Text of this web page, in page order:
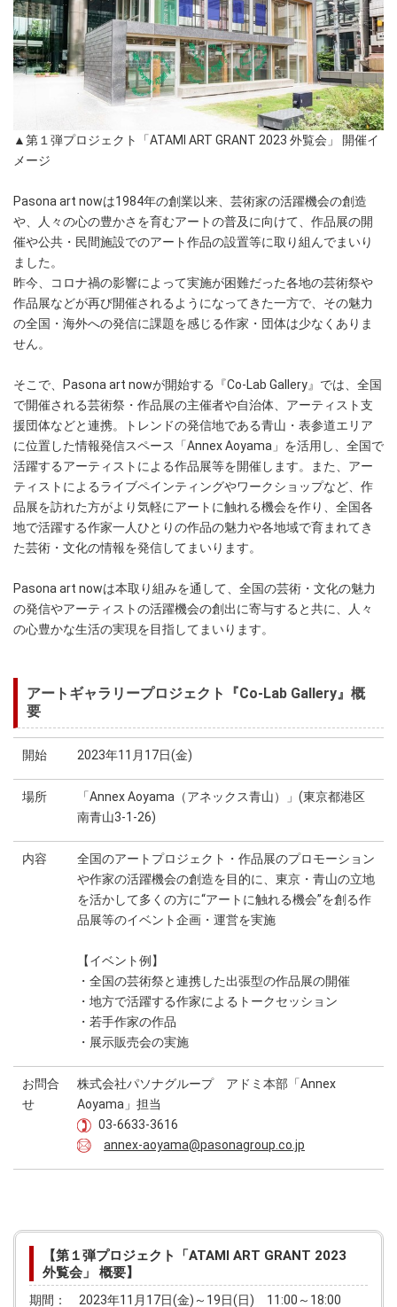
▲第１弾プロジェクト「ATAMI ART GRANT 2023 外覧会」 開催イ
メージ
Pasona art nowは1984年の創業以来、芸術家の活躍機会の創造
や、人々の心の豊かさを育むアートの普及に向けて、作品展の開
催や公共・民間施設でのアート作品の設置等に取り組んでまいり
ました。
昨今、コロナ禍の影響によって実施が困難だった各地の芸術祭や
作品展などが再び開催されるようになってきた一方で、その魅力
の全国・海外への発信に課題を感じる作家・団体は少なくありま
せん。
そこで、Pasona art nowが開始する『Co-Lab Gallery』では、全国
で開催される芸術祭・作品展の主催者や自治体、アーティスト支
援団体などと連携。トレンドの発信地である青山・表参道エリア
に位置した情報発信スペース「Annex Aoyama」を活用し、全国で
活躍するアーティストによる作品展等を開催します。また、アー
ティストによるライブペインティングやワークショップなど、作
品展を訪れた方がより気軽にアートに触れる機会を作り、全国各
地で活躍する作家一人ひとりの作品の魅力や各地域で育まれてき
た芸術・文化の情報を発信してまいります。
Pasona art nowは本取り組みを通して、全国の芸術・文化の魅力
の発信やアーティストの活躍機会の創出に寄与すると共に、人々
の心豊かな生活の実現を目指してまいります。
アートギャラリープロジェクト『Co-Lab Gallery』概
要
開始 2023年11月17日(金)
場所
「Annex Aoyama（アネックス青山）」(東京都港区
南青山3-1-26)
内容
全国のアートプロジェクト・作品展のプロモーション
や作家の活躍機会の創造を目的に、東京・青山の立地
を活かして多くの方に“アートに触れる機会”を創る作
品展等のイベント企画・運営を実施
【イベント例】
・全国の芸術祭と連携した出張型の作品展の開催
・地方で活躍する作家によるトークセッション
・若手作家の作品
・展示販売会の実施
お問合
せ
株式会社パソナグループ アドミ本部「Annex
Aoyama」担当
03-6633-3616
annex-aoyama@pasonagroup.co.jp
【第１弾プロジェクト「ATAMI ART GRANT 2023
外覧会」 概要】
期間： 2023年11月17日(金)～19日(日) 11:00～18:00